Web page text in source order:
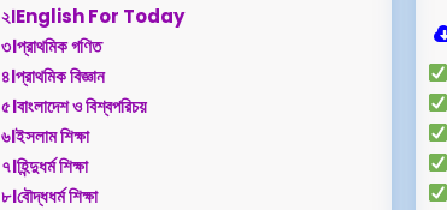
২।English For Today
৩।প্রাথমিক গণিত
৪।প্রাথমিক বিজ্ঞান
৫।বাংলাদেশ ও বিশ্বপরিচয়
৬।ইসলাম শিক্ষা
৭।হিন্দুধর্ম শিক্ষা
৮।বৌদ্ধধর্ম শিক্ষা